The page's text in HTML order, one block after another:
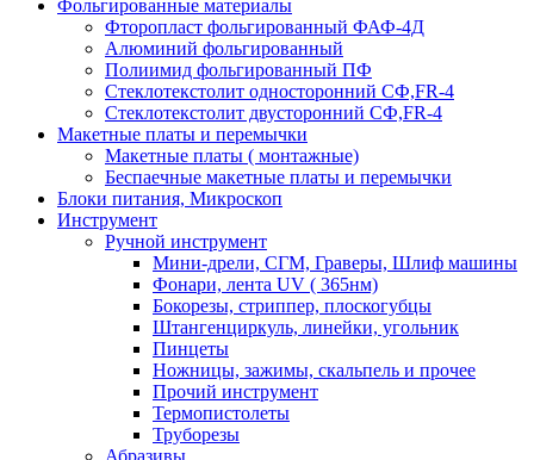
Фольгированные материалы
Фторопласт фольгированный ФАФ-4Д
Алюминий фольгированный
Полиимид фольгированный ПФ
Стеклотекстолит односторонний CФ,FR-4
Стеклотекстолит двусторонний СФ,FR-4
Макетные платы и перемычки
Макетные платы ( монтажные)
Беспаечные макетные платы и перемычки
Блоки питания, Микроскоп
Инструмент
Ручной инструмент
Мини-дрели, СГМ, Граверы, Шлиф машины
Фонари, лента UV ( 365нм)
Бокорезы, cтриппер, плоскогубцы
Штангенциркуль, линейки, угольник
Пинцеты
Ножницы, зажимы, скальпель и прочее
Прочий инструмент
Термопистолеты
Труборезы
Абразивы